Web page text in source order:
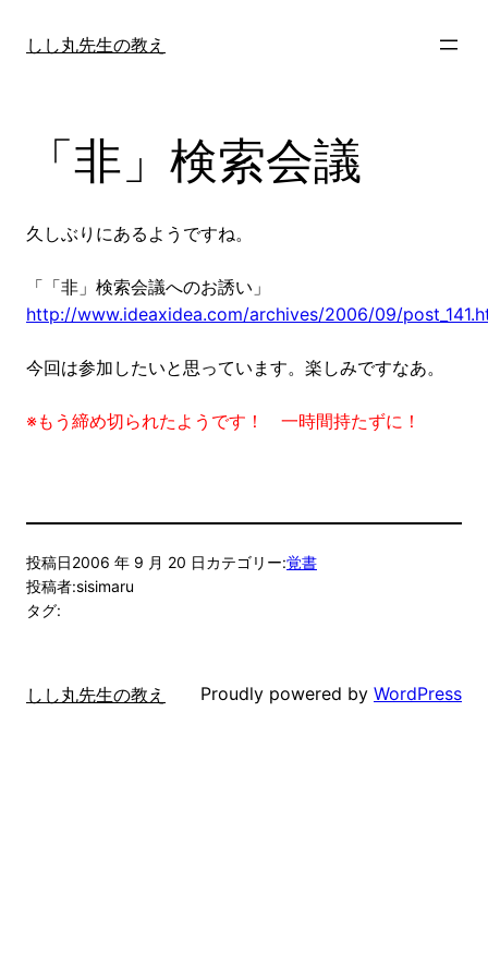
しし丸先生の教え
「非」検索会議
久しぶりにあるようですね。
「「非」検索会議へのお誘い」
http://www.ideaxidea.com/archives/2006/09/
今回は参加したいと思っています。楽しみですなあ。
※もう締め切られたようです！ 一時間持たずに！
投稿日2006 年 9 月 20 日カテゴリー:覚書
投稿者:sisimaru
タグ:
しし丸先生の教え Proudly powered by WordPress